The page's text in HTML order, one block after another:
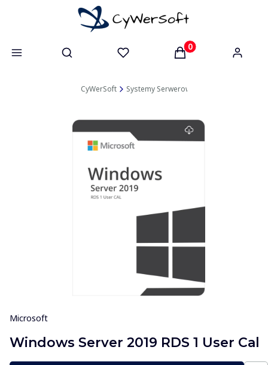
Otwórz wyszukiwarkę Produkty w
CyWerSoft Systemy Serwerowe
Microsoft
Windows Server 2019 RDS 1 User Cal